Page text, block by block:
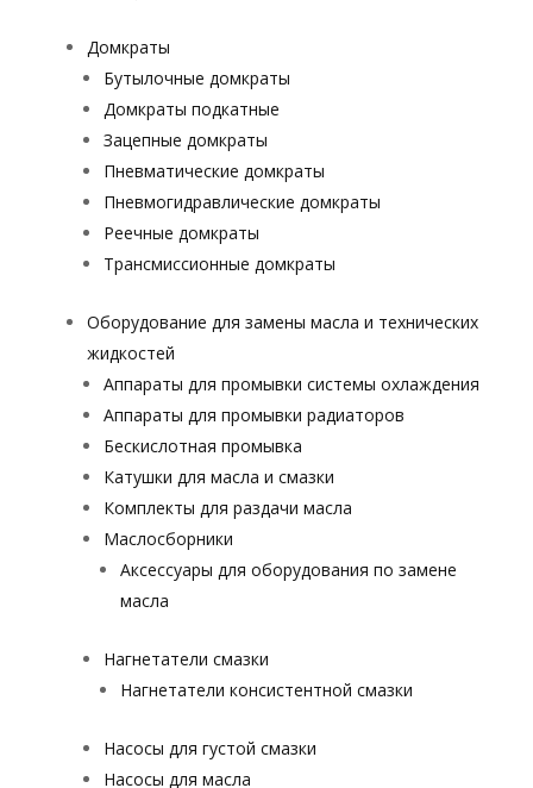
Домкраты
Бутылочные домкраты
Домкраты подкатные
Зацепные домкраты
Пневматические домкраты
Пневмогидравлические домкраты
Реечные домкраты
Трансмиссионные домкраты
Оборудование для замены масла и технических
жидкостей
Аппараты для промывки системы охлаждения
Аппараты для промывки радиаторов
Бескислотная промывка
Катушки для масла и смазки
Комплекты для раздачи масла
Маслосборники
Аксессуары для оборудования по замене
масла
Нагнетатели смазки
Нагнетатели консистентной смазки
Насосы для густой смазки
Насосы для масла